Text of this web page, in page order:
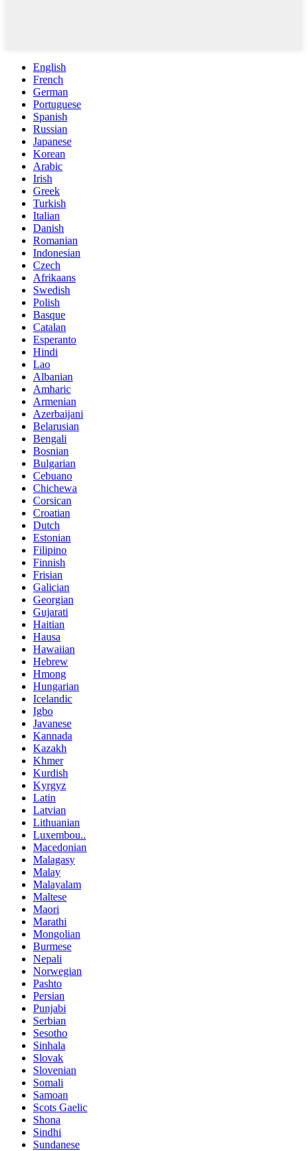
English
French
German
Portuguese
Spanish
Russian
Japanese
Korean
Arabic
Irish
Greek
Turkish
Italian
Danish
Romanian
Indonesian
Czech
Afrikaans
Swedish
Polish
Basque
Catalan
Esperanto
Hindi
Lao
Albanian
Amharic
Armenian
Azerbaijani
Belarusian
Bengali
Bosnian
Bulgarian
Cebuano
Chichewa
Corsican
Croatian
Dutch
Estonian
Filipino
Finnish
Frisian
Galician
Georgian
Gujarati
Haitian
Hausa
Hawaiian
Hebrew
Hmong
Hungarian
Icelandic
Igbo
Javanese
Kannada
Kazakh
Khmer
Kurdish
Kyrgyz
Latin
Latvian
Lithuanian
Luxembou..
Macedonian
Malagasy
Malay
Malayalam
Maltese
Maori
Marathi
Mongolian
Burmese
Nepali
Norwegian
Pashto
Persian
Punjabi
Serbian
Sesotho
Sinhala
Slovak
Slovenian
Somali
Samoan
Scots Gaelic
Shona
Sindhi
Sundanese